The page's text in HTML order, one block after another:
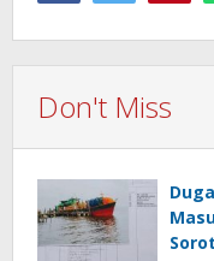
Don't Miss